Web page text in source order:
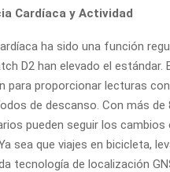
Cardíaca y Actividad
ha sido una función
D2 han elevado el
para proporcionar lecturas
de descanso. Con más
pueden seguir los
sea que viajes en bicicleta,
tecnología de localización